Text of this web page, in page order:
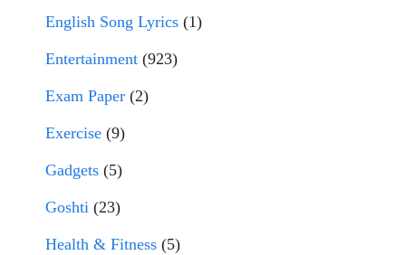
English Song Lyrics (1)
Entertainment (923)
Exam Paper (2)
Exercise (9)
Gadgets (5)
Goshti (23)
Health & Fitness (5)